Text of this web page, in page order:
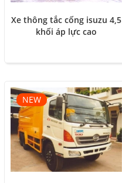
Xe thông tắc cống isuzu 4,5
khối áp lực cao
NEW